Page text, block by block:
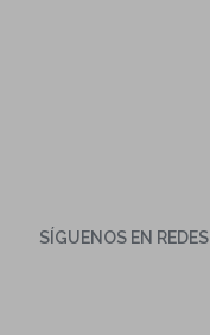
SÍGUENOS EN REDES